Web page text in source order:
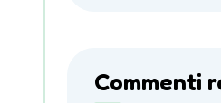
Commenti